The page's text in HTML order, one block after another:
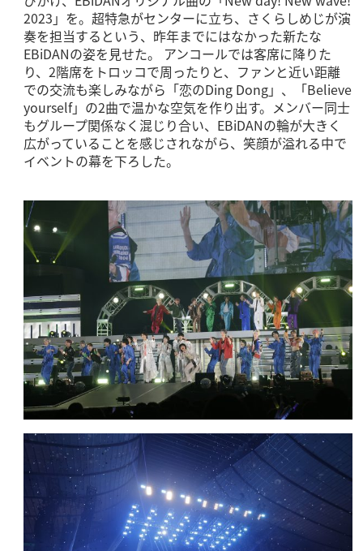
2023」を。超特急がセンターに立ち、さくらしめじが演
奏を担当するという、昨年までにはなかった新たな
EBiDANの姿を見せた。 アンコールでは客席に降りた
り、2階席をトロッコで周ったりと、ファンと近い距離
での交流も楽しみながら「恋のDing Dong」、「Believe
yourself」の2曲で温かな空気を作り出す。メンバー同士
もグループ関係なく混じり合い、EBiDANの輪が大きく
広がっていることを感じされながら、笑顔が溢れる中で
イベントの幕を下ろした。